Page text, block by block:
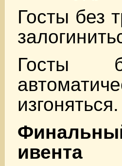
Госты без
Госты
изгоняться.
ивента